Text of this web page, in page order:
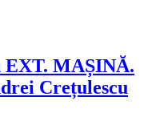
EXT. MAȘINĂ.
Crețulescu